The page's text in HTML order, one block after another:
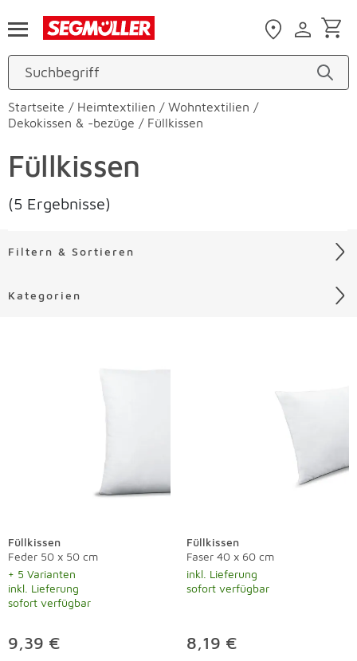
Startseite / Heimtextilien / Wohntextilien /
Dekokissen & -bezüge / Füllkissen
Füllkissen
(5 Ergebnisse)
Filtern & Sortieren
Kategorien
Füllkissen
Feder 50 x 50 cm
+ 5 Varianten
inkl. Lieferung
sofort verfügbar
9,39 €
Füllkissen
Faser 40 x 60 cm
inkl. Lieferung
sofort verfügbar
8,19 €